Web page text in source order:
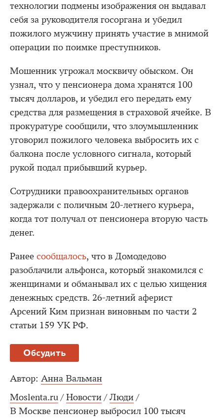
технологии подмены изображения он выдавал
себя за руководителя госоргана и убедил
пожилого мужчину принять участие в мнимой
операции по поимке преступников.
Мошенник угрожал москвичу обыском. Он
узнал, что у пенсионера дома хранятся 100
тысяч долларов, и убедил его передать ему
средства для размещения в страховой ячейке. В
прокуратуре сообщили, что злоумышленник
уговорил пожилого человека выбросить их с
балкона после условного сигнала, который
рукой подал прибывший курьер.
Сотрудники правоохранительных органов
задержали с поличным 20-летнего курьера,
когда тот получал от пенсионера вторую часть
денег.
Ранее сообщалось, что в Домодедово
разоблачили альфонса, который знакомился с
женщинами и обманывал их с целью хищения
денежных средств. 26-летний аферист
Арсений Ким признан виновным по части 2
статьи 159 УК РФ.
Обсудить
Автор: Анна Вальман
Moslenta.ru / Новости / Люди /
В Москве пенсионер выбросил 100 тысяч